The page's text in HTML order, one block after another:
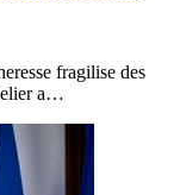
fragilise des
a…